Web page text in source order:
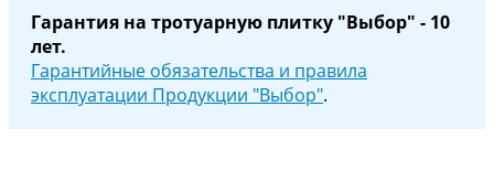
Гарантия на тротуарную плитку "Выбор" - 10
лет.
Гарантийные обязательства и правила
эксплуатации Продукции "Выбор".